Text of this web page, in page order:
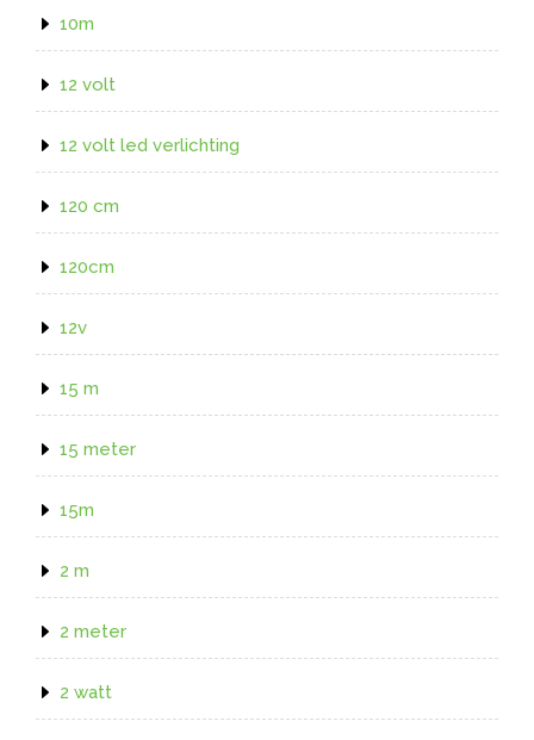
10m
12 volt
12 volt led verlichting
120 cm
120cm
12v
15 m
15 meter
15m
2 m
2 meter
2 watt